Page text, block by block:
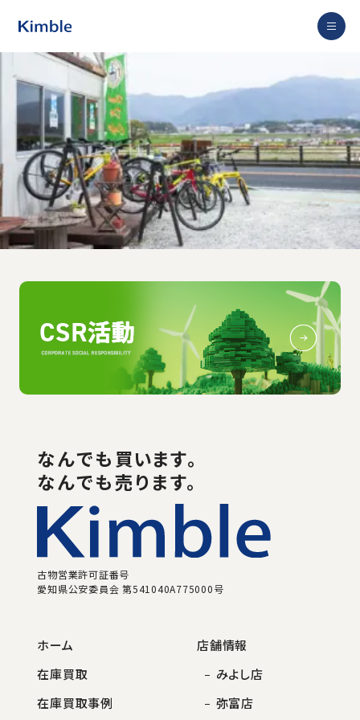
なんでも 買います。
なんでも売ります。
古物営業許可証番号
愛知県公安委員会 第541040A775000号
ホーム
在庫買取
在庫買取事例
店舗情報
みよし店
弥富店